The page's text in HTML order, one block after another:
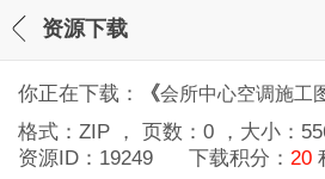
资源下载
你正在下载： 《会所中心空调施工
格式： ZIP ， 页数： 0 ，大小：
资源ID： 19249 下载积分： 20